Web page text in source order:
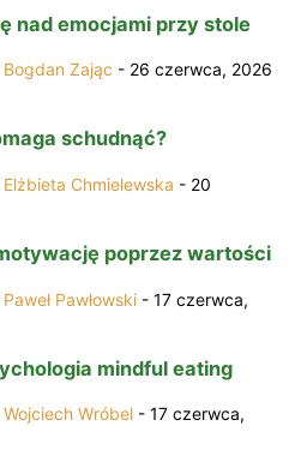
nad emocjami przy stole
Bogdan Zając - 26 czerwca, 2026
schudnąć?
Elżbieta Chmielewska - 20
poprzez wartości
Paweł Pawłowski - 17 czerwca,
mindful eating
Wojciech Wróbel - 17 czerwca,